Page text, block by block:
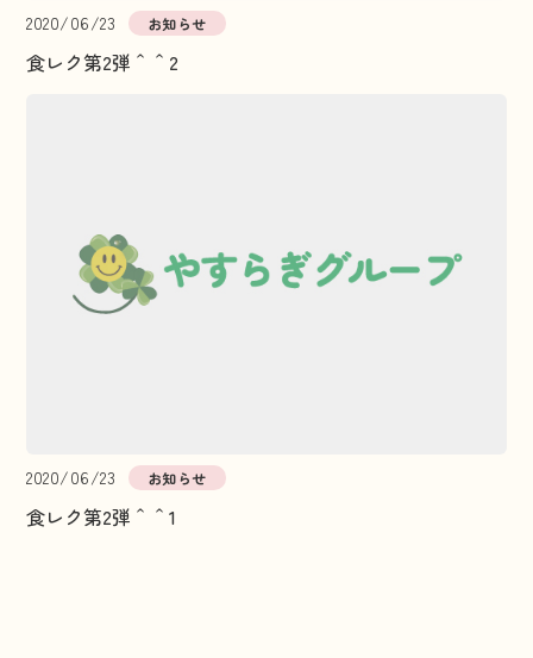
2020/06/23 お知らせ
食レク第2弾＾＾2
2020/06/23 お知らせ
食レク第2弾＾＾1